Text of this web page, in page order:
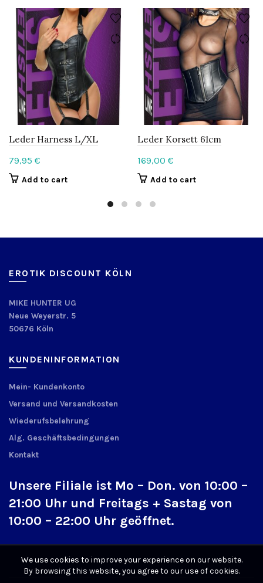
Leder Harness L/XL
79,95 €
Add to cart
Leder Korsett 61cm
169,00 €
Add to cart
EROTIK DISCOUNT KÖLN
MIKE HUNTER UG
Neue Weyerstr. 5
50676 Köln
KUNDENINFORMATION
Mein- Kundenkonto
Versand und Versandkosten
Wiederufsbelehrung
Alg. Geschäftsbedingungen
Kontakt
Unsere Filiale ist Mo – Don. von 10:00 –
21:00 Uhr und Freitags + Sastag von
10:00 – 22:00 Uhr geöffnet.
We use cookies to improve your experience on our website.
By browsing this website, you agree to our use of cookies.